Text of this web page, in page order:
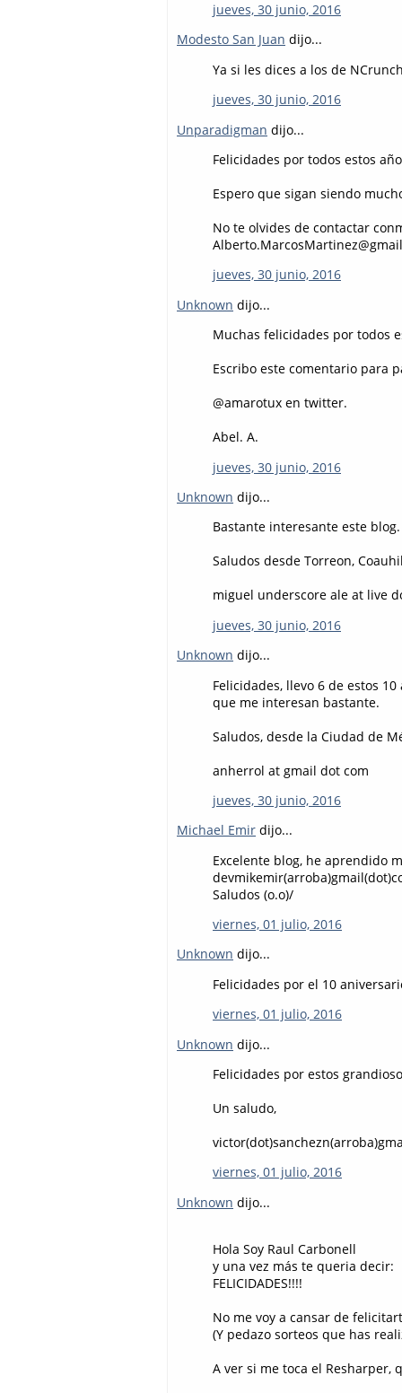
jueves, 30 junio, 2016
Modesto San Juan dijo...
Ya si les dices a los de
jueves, 30 junio, 2016
Unparadigman dijo...
Felicidades por todos estos
Espero que sigan siendo
No te olvides de contactar
jueves, 30 junio, 2016
Unknown dijo...
Muchas felicidades por todos
Escribo este comentario para
@amarotux en twitter.
Abel. A.
jueves, 30 junio, 2016
Unknown dijo...
Bastante interesante este
Saludos desde Torreon,
miguel underscore ale at live
jueves, 30 junio, 2016
Unknown dijo...
Felicidades, llevo 6 de estos
que me interesan bastante.
Saludos, desde la Ciudad de
anherrol at gmail dot com
jueves, 30 junio, 2016
Michael Emir dijo...
Excelente blog, he aprendido
Saludos (o.o)/
viernes, 01 julio, 2016
Unknown dijo...
Felicidades por el 10
viernes, 01 julio, 2016
Unknown dijo...
Felicidades por estos
Un saludo,
viernes, 01 julio, 2016
Unknown dijo...
Hola Soy Raul Carbonell
y una vez más te queria decir:
FELICIDADES!!!!
No me voy a cansar de
(Y pedazo sorteos que has
A ver si me toca el Resharper,